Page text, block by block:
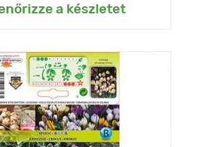
a készletet